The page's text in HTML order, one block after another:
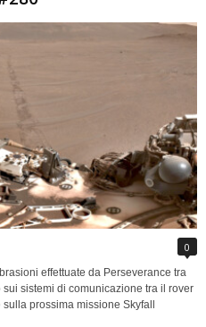
0
effettuate da Perseverance tra
sistemi di comunicazione tra il rover
prossima missione Skyfall